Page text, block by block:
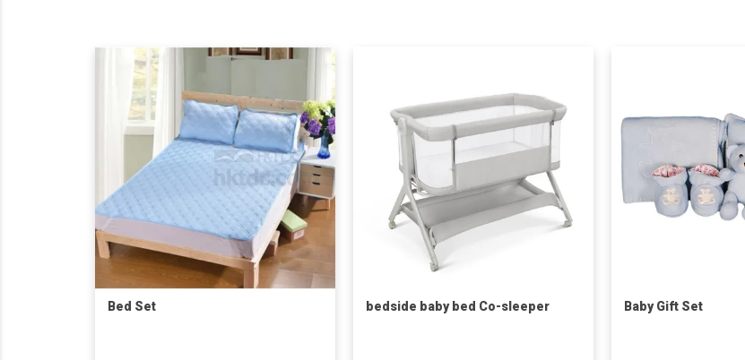
Bed Set bedside baby bed Co-sleeper Baby Gift Set